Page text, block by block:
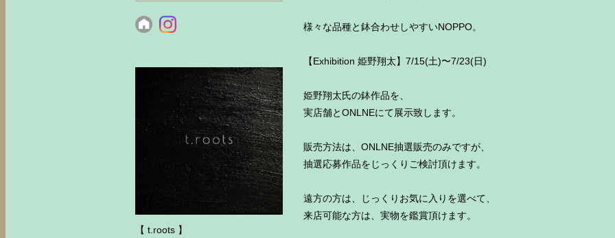
様々な品種と鉢合わせしやすいNOPPO。
【Exhibition 姫野翔太】7/15(土)〜7/23(日)
姫野翔太氏の鉢作品を、
実店舗とONLNEにて展示致します。
販売方法は、ONLNE抽選販売のみですが、
抽選応募作品をじっくりご検討頂けます。
遠方の方は、じっくりお気に入りを選べて、
来店可能な方は、実物を鑑賞頂けます。
【 t.roots 】